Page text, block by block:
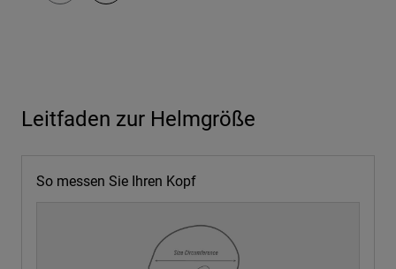
Leitfaden zur Helmgröße
So messen Sie Ihren Kopf